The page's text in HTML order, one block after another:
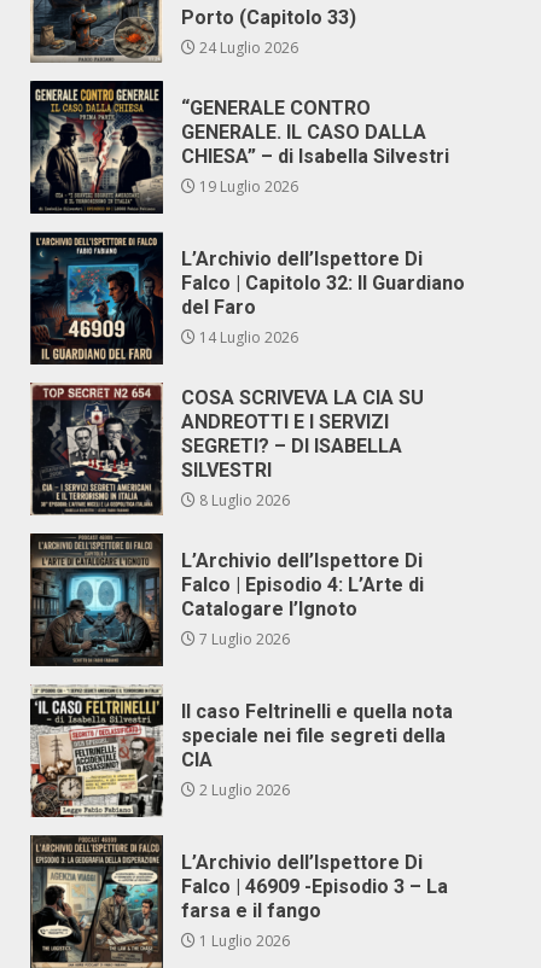
Porto (Capitolo 33)
24 Luglio 2026
“GENERALE CONTRO
GENERALE. IL CASO DALLA
CHIESA” – di Isabella Silvestri
19 Luglio 2026
L’Archivio dell’Ispettore Di
Falco | Capitolo 32: Il Guardiano
del Faro
14 Luglio 2026
COSA SCRIVEVA LA CIA SU
ANDREOTTI E I SERVIZI
SEGRETI? – DI ISABELLA
SILVESTRI
8 Luglio 2026
L’Archivio dell’Ispettore Di
Falco | Episodio 4: L’Arte di
Catalogare l’Ignoto
7 Luglio 2026
Il caso Feltrinelli e quella nota
speciale nei file segreti della
CIA
2 Luglio 2026
L’Archivio dell’Ispettore Di
Falco | 46909 -Episodio 3 – La
farsa e il fango
1 Luglio 2026